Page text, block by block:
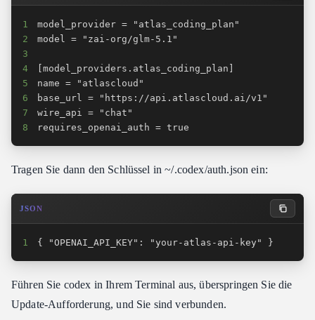
1
2
3
4
5
6
7
8
requires_openai_auth = true
Tragen Sie dann den Schlüssel in ~/.codex/auth.json ein:
JSON
1 { "OPENAI_API_KEY": "your-atlas-api-key" }
Führen Sie codex in Ihrem Terminal aus, überspringen Sie die
Update-Aufforderung, und Sie sind verbunden.